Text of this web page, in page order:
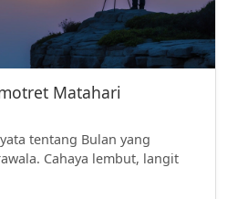
Matahari
tentang Bulan yang
Cahaya lembut, langit